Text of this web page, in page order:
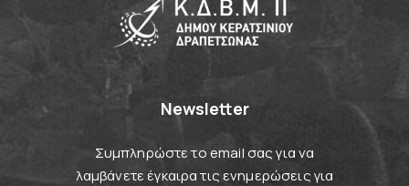
Newsletter
Συμπληρώστε το email σας για να
λαμβάνετε έγκαιρα τις ενημερώσεις για